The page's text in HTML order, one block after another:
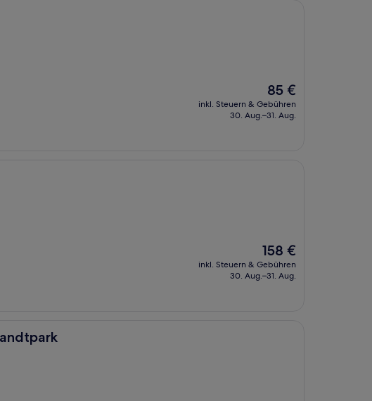
Der
Preis
beträgt
85 €
inkl. Steuern & Gebühren
30. Aug.–31. Aug.
Der
Preis
beträgt
158 €
inkl. Steuern & Gebühren
30. Aug.–31. Aug.